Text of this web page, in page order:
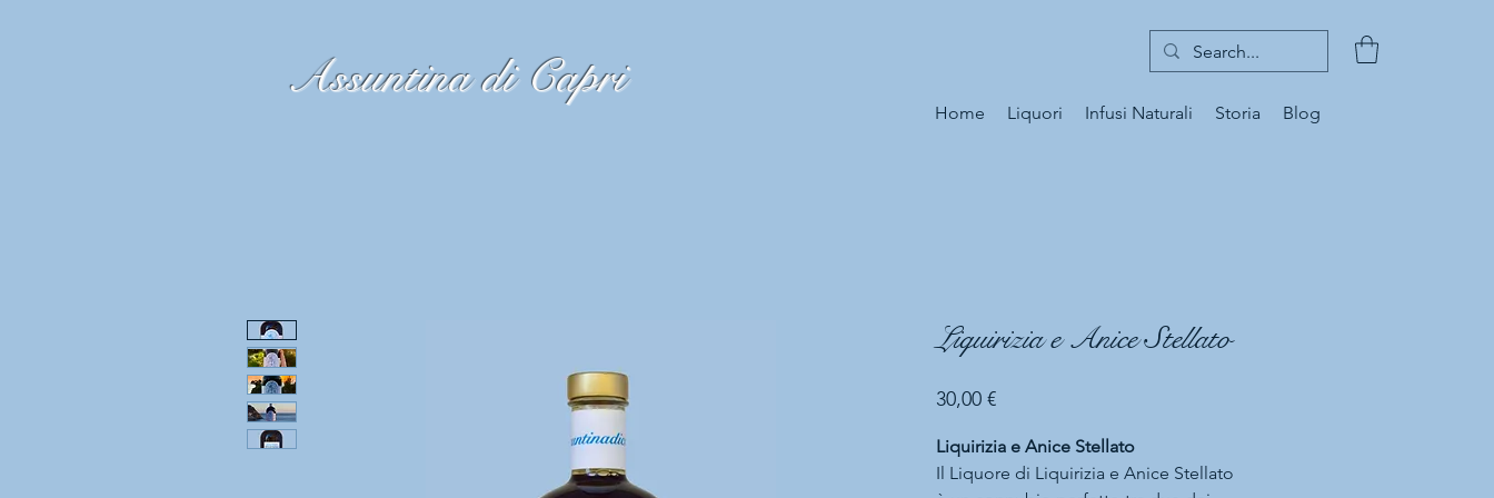
Assuntina di Capri
Home Liquori Infusi Naturali Storia Blog
Liquirizia e Anice Stellato
30,00 €Prezzo
Liquirizia e Anice Stellato
Il Liquore di Liquirizia e Anice Stellato